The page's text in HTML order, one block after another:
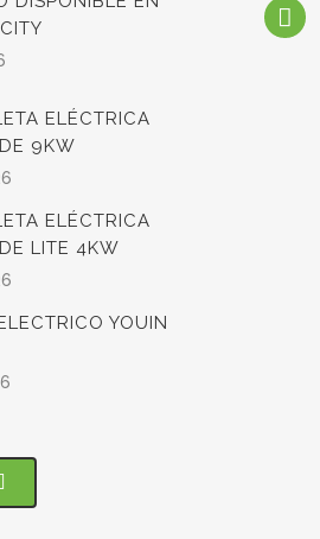
ELÉCTRICA
9KW
ELÉCTRICA
LITE 4KW
YOUIN